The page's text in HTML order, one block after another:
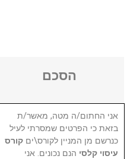
הסכם
אני החתום/ה מטה, מאשר/ת
בזאת כי הפרטים שמסרתי לעיל
כנרשם מן המניין לקורס\ים קורס
עיסוי קלסי הנם נכונים. אני